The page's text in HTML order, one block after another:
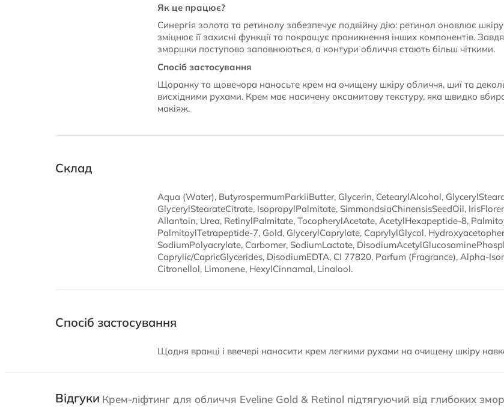
Як це працює?
Синергія золота та ретинолу забезпечує подвійну дію: ретинол оновлює
зміцнює її захисні функції та покращує проникнення інших компонентів.
зморшки поступово заповнюються, а контури обличчя стають більш чіткими.
Спосіб застосування
Щоранку та щовечора наносьте крем на очищену шкіру обличчя, шиї та
висхідними рухами. Крем має насичену оксамитову текстуру, яка швидко
макіяж.
Склад
Aqua (Water), ButyrospermumParkiiButter, Glycerin, CetearylAlcohol,
GlycerylStearateCitrate, IsopropylPalmitate, SimmondsiaChinensisSeedOil,
Allantoin, Urea, RetinylPalmitate, TocopherylAcetate, AcetylHexapeptide-8,
PalmitoylTetrapeptide-7, Gold, GlycerylCaprylate, CaprylylGlycol,
SodiumPolyacrylate, Carbomer, SodiumLactate,
Caprylic/CapricGlycerides, DisodiumEDTA, CI 77820, Parfum (Fragrance), Alpha-
Citronellol, Limonene, HexylCinnamal, Linalool.
Спосіб застосування
Щодня вранці і ввечері наносити крем легкими рухами на очищену шкіру
Відгуки Крем-ліфтинг для обличчя Eveline Gold & Retinol підтягуючий від глибоких